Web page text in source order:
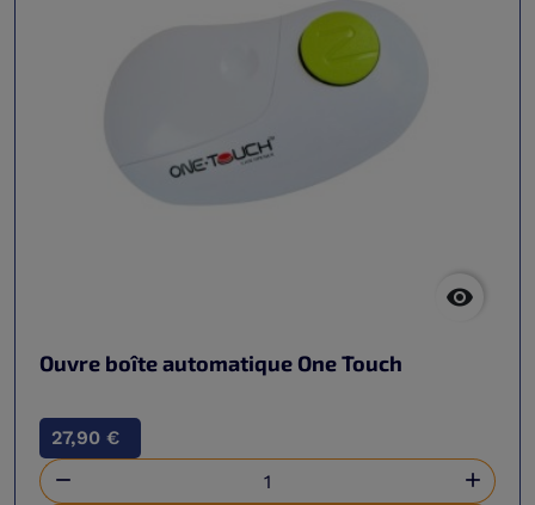

Ouvre boîte automatique One Touch
27,90 €
 